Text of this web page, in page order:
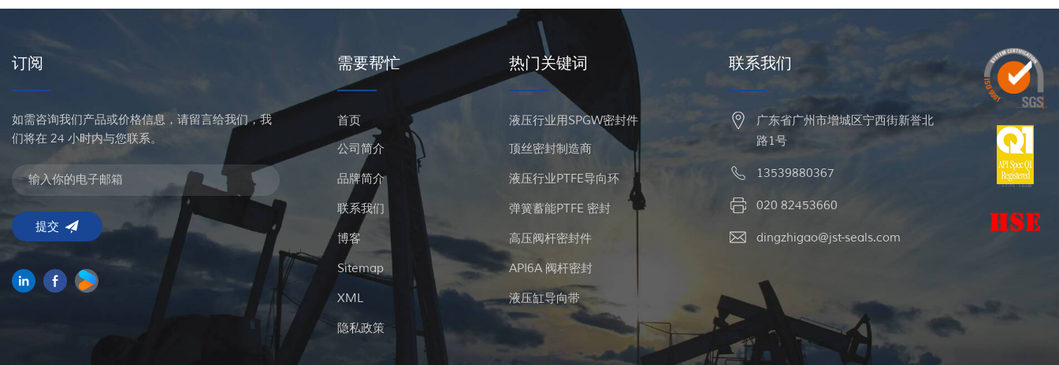
订阅
如需咨询我们产品或价格信息，请留言给我们，我
们将在 24 小时内与您联系。
需要帮忙
首页
公司简介
品牌简介
联系我们
博客
Sitemap
XML
隐私政策
热门关键词
液压行业用SPGW密封件
顶丝密封制造商
液压行业PTFE导向环
弹簧蓄能PTFE 密封
高压阀杆密封件
API6A 阀杆密封
液压缸导向带
联系我们
广东省广州市增城区宁西街新誉北
路1号
13539880367
020 82453660
dingzhigao@jst-seals.com